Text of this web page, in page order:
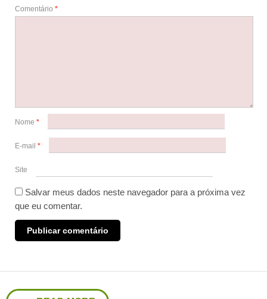
Comentário *
Nome *
E-mail *
Site
Salvar meus dados neste navegador para a próxima vez
que eu comentar.